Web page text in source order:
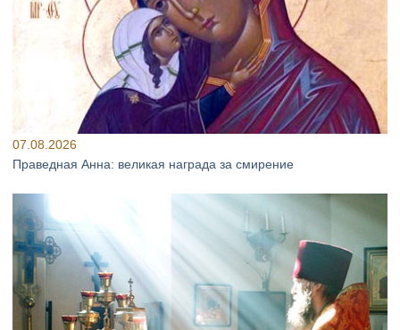
07.08.2026
Праведная Анна: великая награда за смирение